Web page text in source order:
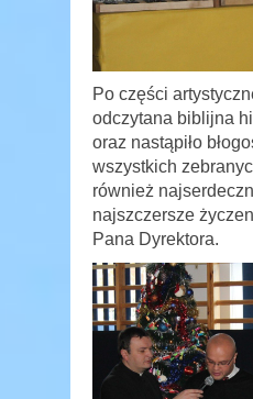
Po części
odczytana biblijna
oraz nastąpiło
wszystkich
również
najszczersze
Pana Dyrektora.